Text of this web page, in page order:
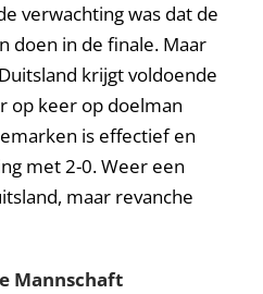
verwachting was dat de
doen in de finale. Maar
krijgt voldoende
op keer op doelman
is effectief en
met 2-0. Weer een
maar revanche
Mannschaft